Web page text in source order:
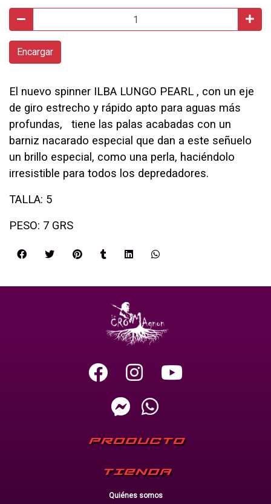
Encargar
El nuevo spinner ILBA LUNGO PEARL , con un eje
de giro estrecho y rápido apto para aguas más
profundas, tiene las palas acabadas con un
barniz nacarado especial que dan a este señuelo
un brillo especial, como una perla, haciéndolo
irresistible para todos los depredadores.
TALLA: 5
PESO: 7 GRS
PRODUCTO
TIENDA
Quiénes somos